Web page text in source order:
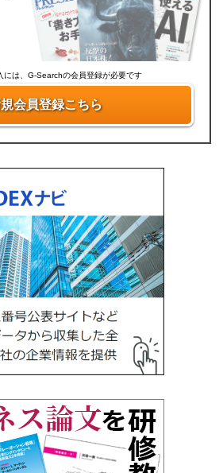
には、G-Searchの会員登録が必要です
会員登録こちら